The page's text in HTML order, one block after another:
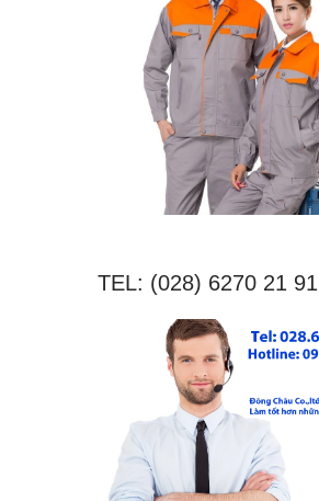
TEL: (028) 6270 21 91